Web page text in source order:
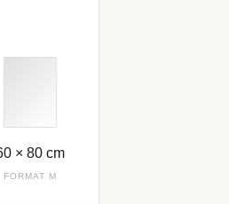
× 80 cm
FORMAT M